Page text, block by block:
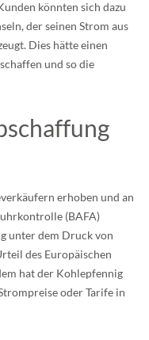
könnten sich dazu
der seinen Strom aus
Dies hätte einen
und so die
erhoben und an
(BAFA)
unter dem Druck von
des Europäischen
hat der Kohlepfennig
oder Tarife in